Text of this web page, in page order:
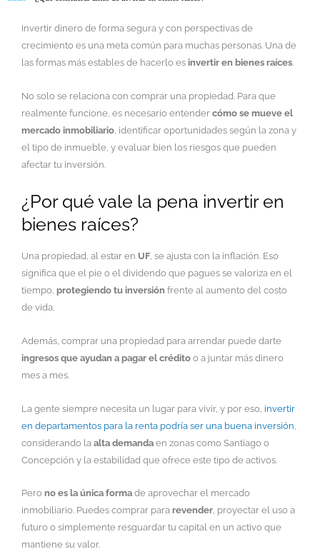
Invertir dinero de forma segura y con perspectivas de
crecimiento es una meta común para muchas personas. Una de
las formas más estables de hacerlo es invertir en bienes raíces.
No solo se relaciona con comprar una propiedad. Para que
realmente funcione, es necesario entender cómo se mueve el
mercado inmobiliario , identificar oportunidades según la zona y
el tipo de inmueble, y evaluar bien los riesgos que pueden
afectar tu inversión.
¿Por qué vale la pena invertir en
bienes raíces?
Una propiedad, al estar en UF, se ajusta con la inflación. Eso
significa que el pie o el dividendo que pagues se valoriza en el
tiempo, protegiendo tu inversión frente al aumento del costo
de vida.
Además, comprar una propiedad para arrendar puede darte
ingresos que ayudan a pagar el crédito o a juntar más dinero
mes a mes.
La gente siempre necesita un lugar para vivir, y por eso, invertir
en departamentos para la renta podría ser una buena inversión
considerando la alta demanda en zonas como Santiago o
Concepción y la estabilidad que ofrece este tipo de activos.
Pero no es la única forma de aprovechar el mercado
inmobiliario. Puedes comprar para revender, proyectar el uso a
futuro o simplemente resguardar tu capital en un activo que
mantiene su valor.